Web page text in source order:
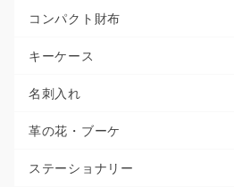
コンパクト財布
キーケース
名刺入れ
革の花・ブーケ
ステーショナリー